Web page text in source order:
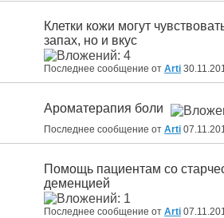
Клетки кожи могут
запах, но и вкус
Последнее сообщение от Arti
Ароматерапия боли
Последнее сообщение от Arti
Помощь пациентам со
деменцией
Последнее сообщение от Arti